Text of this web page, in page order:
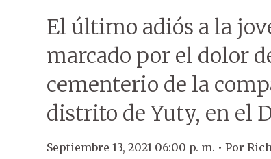
El último adiós a la
marcado por el dolor
cementerio de la
distrito de Yuty, en el
Septiembre 13, 2021 06:00 p. m. • Por